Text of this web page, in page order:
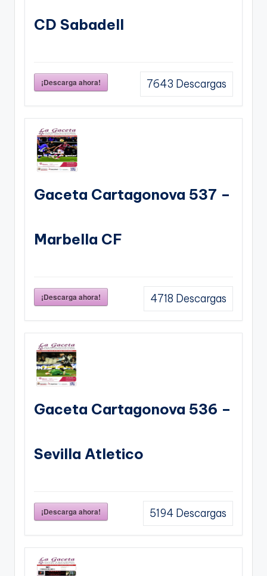
CD Sabadell
¡Descarga ahora! 7643 Descargas
Gaceta Cartagonova 537 –
Marbella CF
¡Descarga ahora! 4718 Descargas
Gaceta Cartagonova 536 –
Sevilla Atletico
¡Descarga ahora! 5194 Descargas